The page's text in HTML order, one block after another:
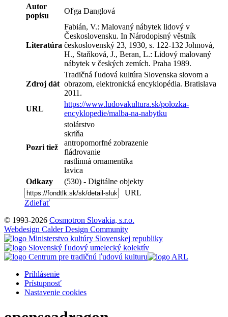
Autor
popisu
Oľga Danglová
Literatúra
Fabián, V.: Malovaný nábytek lidový v
Československu. In Národopisný věstník
československý 23, 1930, s. 122-132 Johnová,
H., Staňková, J., Beran, L.: Lidový malovaný
nábytek v českých zemích. Praha 1989.
Zdroj dát
Tradičná ľudová kultúra Slovenska slovom a
obrazom, elektronická encyklopédia. Bratislava
2011.
URL
https://www.ludovakultura.sk/polozka-
encyklopedie/malba-na-nabytku
Pozri tiež
stolárstvo
skriňa
antropomorfné zobrazenie
fládrovanie
rastlinná ornamentika
lavica
Odkazy
(530) - Digitálne objekty
URL
Zdieľať
© 1993-2026 Cosmotron Slovakia, s.r.o.
Webdesign Calder Design Community
Prihlásenie
Prístupnosť
Nastavenie cookies